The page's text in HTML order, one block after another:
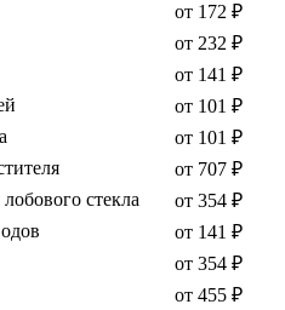
от 172 ₽
от 232 ₽
от 141 ₽
от 101 ₽
от 101 ₽
от 707 ₽
стекла
от 354 ₽
от 141 ₽
от 354 ₽
от 455 ₽